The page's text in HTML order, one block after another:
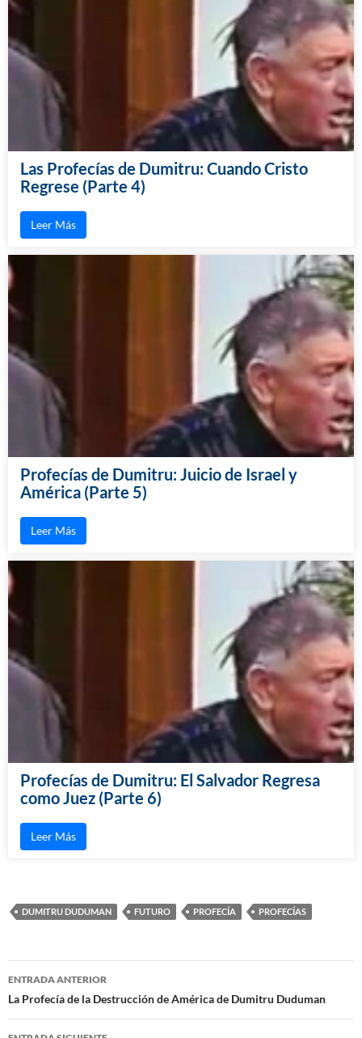
Las Profecías de Dumitru: Cuando Cristo
Regrese (Parte 4)
Leer Más
Profecías de Dumitru: Juicio de Israel y
América (Parte 5)
Leer Más
Profecías de Dumitru: El Salvador Regresa
como Juez (Parte 6)
Leer Más
DUMITRU DUDUMAN FUTURO PROFECÍA PROFECÍAS
Navegación
de
ENTRADA ANTERIOR
La Profecía de la Destrucción de América de Dumitru Duduman